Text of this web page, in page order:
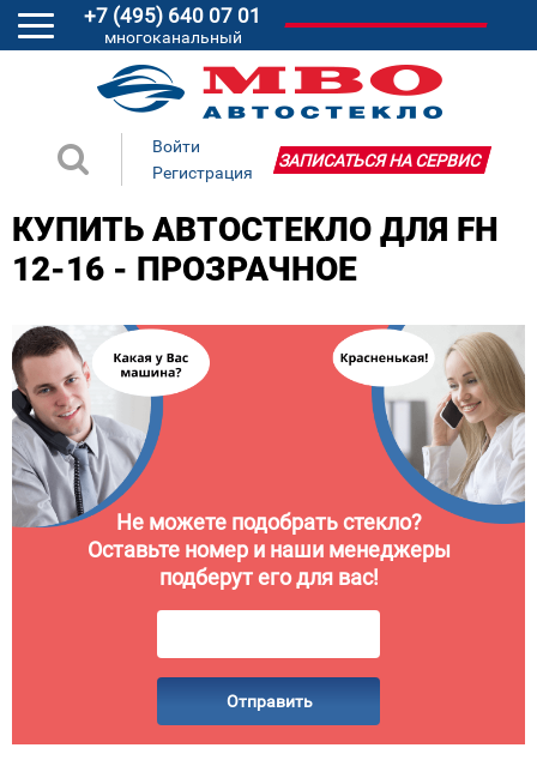
+7 (495) 640 07 01
многоканальный
Войти
Регистрация
ЗАПИСАТЬСЯ НА СЕРВИС
КУПИТЬ АВТОСТЕКЛО ДЛЯ FH
12-16 - ПРОЗРАЧНОЕ
Не можете подобрать стекло?
Оставьте номер и наши менеджеры
подберут его для вас!
Отправить